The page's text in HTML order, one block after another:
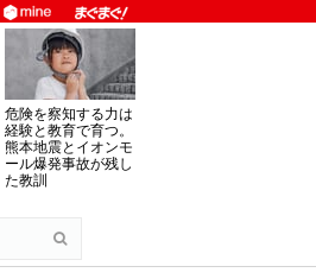
危険を察知する力は
経験と教育で育つ。
熊本地震とイオンモ
ール爆発事故が残し
た教訓